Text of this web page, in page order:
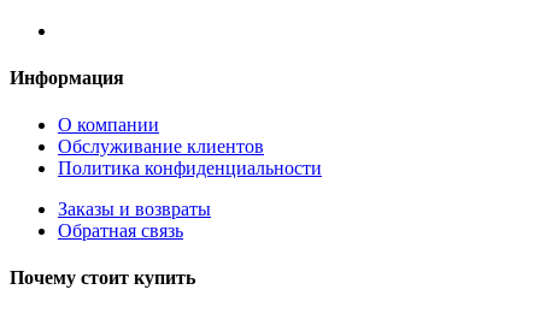
Информация
О компании
Обслуживание клиентов
Политика конфиденциальности
Заказы и возвраты
Обратная связь
Почему стоит купить